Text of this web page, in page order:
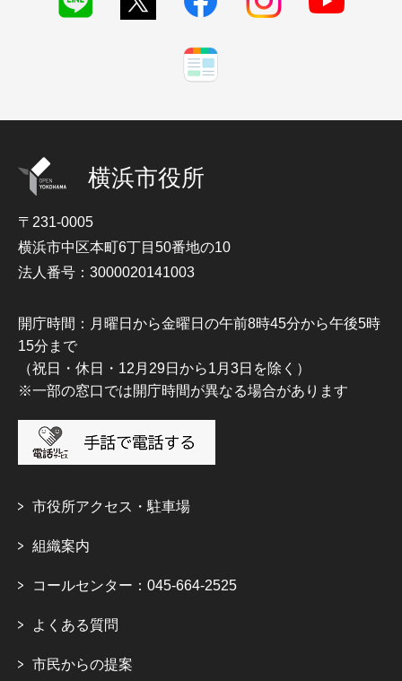
横浜市役所
〒231-0005
横浜市中区本町6丁目50番地の10
法人番号：3000020141003
開庁時間：月曜日から金曜日の午前8時45分から午後5時
15分まで
（祝日・休日・12月29日から1月3日を除く）
※一部の窓口では開庁時間が異なる場合があります
市役所アクセス・駐車場
組織案内
コールセンター：045-664-2525
よくある質問
市民からの提案